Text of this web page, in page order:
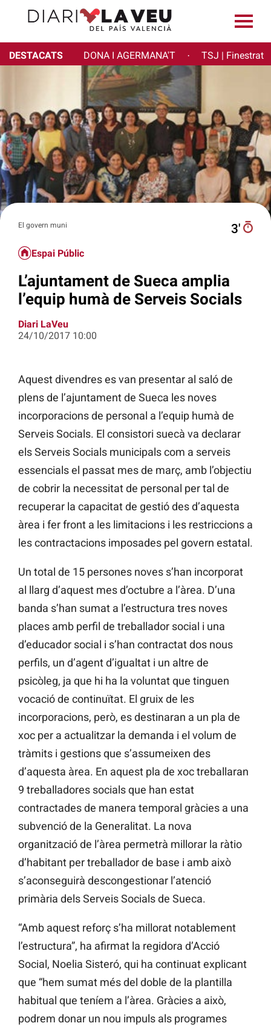
DESTACATS DONA I AGERMANA'T · TSJ | Finestrat
El govern muni 3′
Espai Públic
L’ajuntament de Sueca amplia
l’equip humà de Serveis Socials
Diari LaVeu
24/10/2017 10:00
Aquest divendres es van presentar al saló de
plens de l’ajuntament de Sueca les noves
incorporacions de personal a l’equip humà de
Serveis Socials. El consistori suecà va declarar
els Serveis Socials municipals com a serveis
essencials el passat mes de març, amb l’objectiu
de cobrir la necessitat de personal per tal de
recuperar la capacitat de gestió des d’aquesta
àrea i fer front a les limitacions i les restriccions a
les contractacions imposades pel govern estatal.
Un total de 15 persones noves s’han incorporat
al llarg d’aquest mes d’octubre a l’àrea. D’una
banda s’han sumat a l’estructura tres noves
places amb perfil de treballador social i una
d’educador social i s’han contractat dos nous
perfils, un d’agent d’igualtat i un altre de
psicòleg, ja que hi ha la voluntat que tinguen
vocació de continuïtat. El gruix de les
incorporacions, però, es destinaran a un pla de
xoc per a actualitzar la demanda i el volum de
tràmits i gestions que s’assumeixen des
d’aquesta àrea. En aquest pla de xoc treballaran
9 treballadores socials que han estat
contractades de manera temporal gràcies a una
subvenció de la Generalitat. La nova
organització de l’àrea permetrà millorar la ràtio
d’habitant per treballador de base i amb això
s’aconseguirà descongestionar l’atenció
primària dels Serveis Socials de Sueca.
“Amb aquest reforç s’ha millorat notablement
l’estructura”, ha afirmat la regidora d’Acció
Social, Noelia Sisteró, qui ha continuat explicant
que “hem sumat més del doble de la plantilla
habitual que teníem a l’àrea. Gràcies a això,
podrem donar un nou impuls als programes